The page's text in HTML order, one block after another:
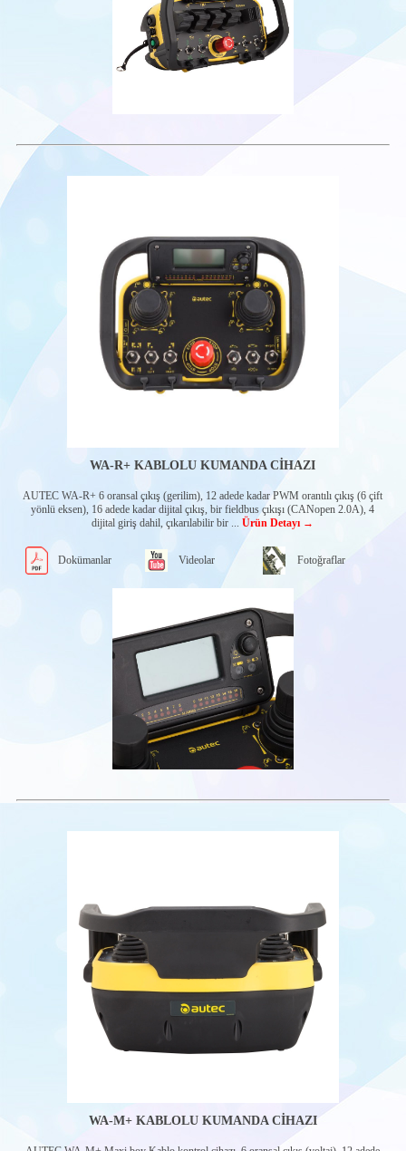
WA-R+ KABLOLU KUMANDA CİHAZI
AUTEC WA-R+ 6 oransal çıkış (gerilim), 12 adede kadar PWM orantılı çıkış (6 çift
yönlü eksen), 16 adede kadar dijital çıkış, bir fieldbus çıkışı (CANopen 2.0A), 4
dijital giriş dahil, çıkarılabilir bir ...Ürün Detayı →
Dokümanlar Videolar Fotoğraflar
WA-M+ KABLOLU KUMANDA CİHAZI